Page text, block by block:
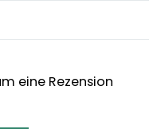
eine Rezension